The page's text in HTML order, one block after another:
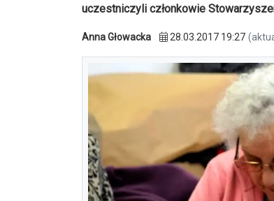
uczestniczyli członkowie
Anna Głowacka 28.03.2017 19:27